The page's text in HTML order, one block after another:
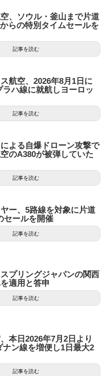
、ソウル・釜山まで片道
らの特別タイムセールを
記事を読む
航空、2026年8月1日に
ラハ線に就航しヨーロッ
記事を読む
よる自爆ドローン攻撃で
のA380が被弾していた
記事を読む
ー、5路線を対象に片道
セールを開催
記事を読む
プリングジャパンの関西
適用と答申
記事を読む
本日2026年7月2日より
ナン線を増便し1日最大2
記事を読む